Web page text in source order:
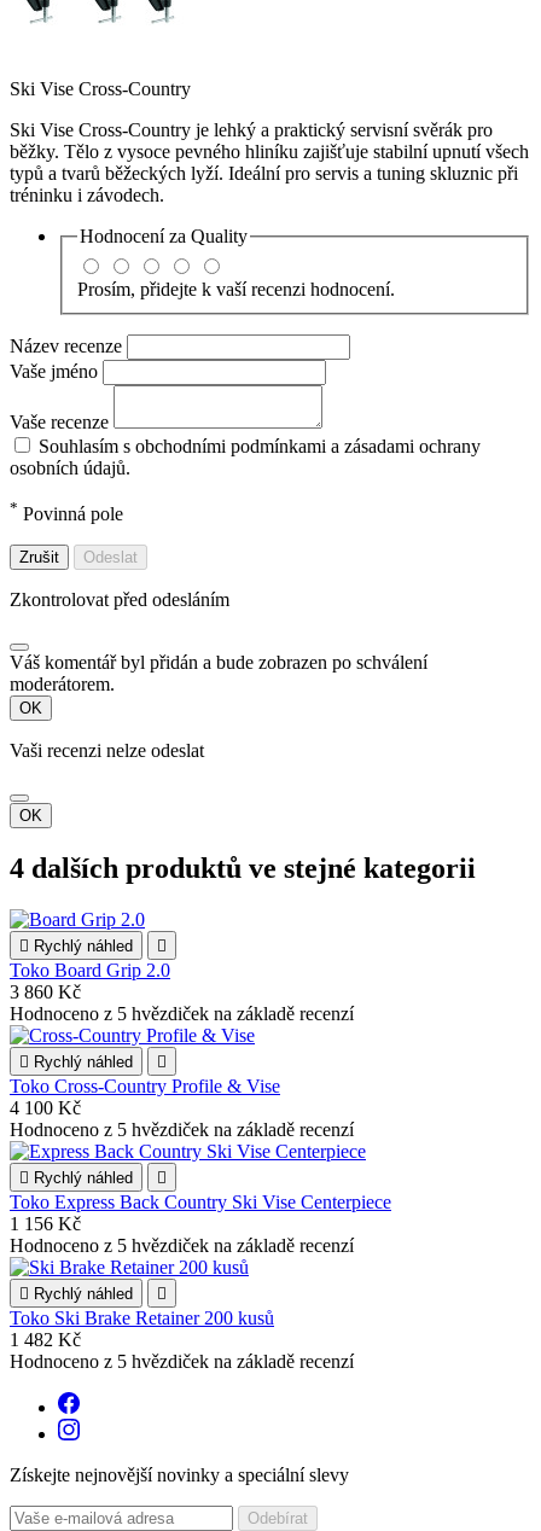
Ski Vise Cross-Country
Ski Vise Cross-Country je lehký a praktický servisní svěrák pro
běžky. Tělo z vysoce pevného hliníku zajišťuje stabilní upnutí všech
typů a tvarů běžeckých lyží. Ideální pro servis a tuning skluznic při
tréninku i závodech.
Hodnocení za Quality
Prosím, přidejte k vaší recenzi hodnocení.
Název recenze
Vaše jméno
Vaše recenze
Souhlasím s obchodními podmínkami a zásadami ochrany
osobních údajů.
* Povinná pole
Zrušit Odeslat
Zkontrolovat před odesláním
Váš komentář byl přidán a bude zobrazen po schválení
moderátorem.
OK
Vaši recenzi nelze odeslat
OK
4 dalších produktů ve stejné kategorii
 Rychlý náhled 
Toko Board Grip 2.0
3 860 Kč
Hodnoceno z 5 hvězdiček na základě recenzí
 Rychlý náhled 
Toko Cross-Country Profile & Vise
4 100 Kč
Hodnoceno z 5 hvězdiček na základě recenzí
 Rychlý náhled 
Toko Express Back Country Ski Vise Centerpiece
1 156 Kč
Hodnoceno z 5 hvězdiček na základě recenzí
 Rychlý náhled 
Toko Ski Brake Retainer 200 kusů
1 482 Kč
Hodnoceno z 5 hvězdiček na základě recenzí
Získejte nejnovější novinky a speciální slevy